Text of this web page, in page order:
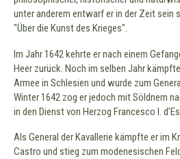
unter anderem entwarf er in der Zeit sein
"Über die Kunst des Krieges".
Im Jahr 1642 kehrte er nach einem
Heer zurück. Noch im selben Jahr
Armee in Schlesien und wurde zum
Winter 1642 zog er jedoch mit Söldnern
in den Dienst von Herzog Francesco I.
Als General der Kavallerie kämpfte er im
Castro und stieg zum modenesischen